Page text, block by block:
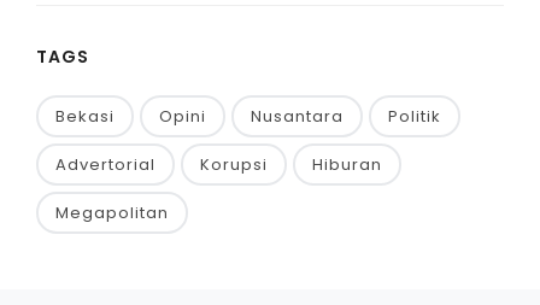
TAGS
Bekasi Opini Nusantara Politik
Advertorial Korupsi Hiburan
Megapolitan